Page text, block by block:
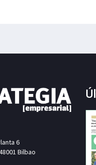
6
Bilbao